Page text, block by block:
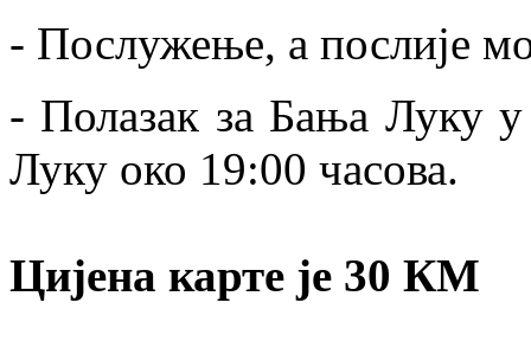
- Послужење, а послије
- Полазак за Бања Луку
Луку око 19:00 часова.
Цијена карте је 30 КМ